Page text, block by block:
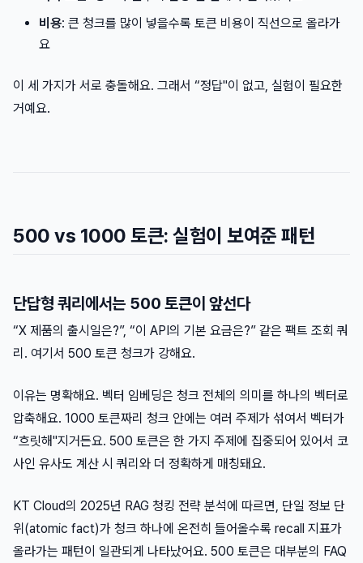
비용: 큰 청크를 많이 넣을수록 토큰 비용이 직선으로 올라가
요
이 세 가지가 서로 충돌해요. 그래서 “정답"이 없고, 실험이 필요한
거예요.
500 vs 1000 토큰: 실험이 보여준 패턴
단답형 쿼리에서는 500 토큰이 앞선다
“X 제품의 출시일은?”, “이 API의 기본 요금은?” 같은 팩트 조회 쿼
리. 여기서 500 토큰 청크가 강해요.
이유는 명확해요. 벡터 임베딩은 청크 전체의 의미를 하나의 벡터로
압축해요. 1000 토큰짜리 청크 안에는 여러 주제가 섞여서 벡터가
“흐릿해"지거든요. 500 토큰은 한 가지 주제에 집중되어 있어서 코
사인 유사도 계산 시 쿼리와 더 정확하게 매칭돼요.
KT Cloud의 2025년 RAG 청킹 전략 분석에 따르면, 단일 정보 단
위(atomic fact)가 청크 하나에 온전히 들어올수록 recall 지표가
올라가는 패턴이 일관되게 나타났어요. 500 토큰은 대부분의 FAQ